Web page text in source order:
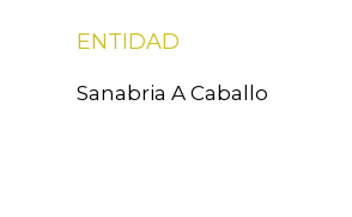
ENTIDAD
Sanabria A Caballo